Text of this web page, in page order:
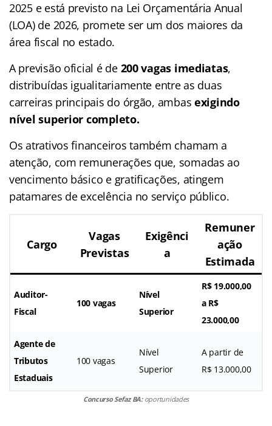
2025 e está previsto na Lei Orçamentária Anual
(LOA) de 2026, promete ser um dos maiores da
área fiscal no estado.
A previsão oficial é de 200 vagas imediatas,
distribuídas igualitariamente entre as duas
carreiras principais do órgão, ambasexigindo
nível superior completo.
Os atrativos financeiros também chamam a
atenção, com remunerações que, somadas ao
vencimento básico e gratificações, atingem
patamares de excelência no serviço público.
Cargo
Vagas
Previstas
Exigênci
a
Remuner
ação
Estimada
Auditor-
Fiscal
100 vagas
Nível
Superior
R$ 19.000,00
a R$
23.000,00
Agente de
Tributos
Estaduais
100 vagas
Nível
Superior
A partir de
R$ 13.000,00
Concurso Sefaz BA:oportunidades